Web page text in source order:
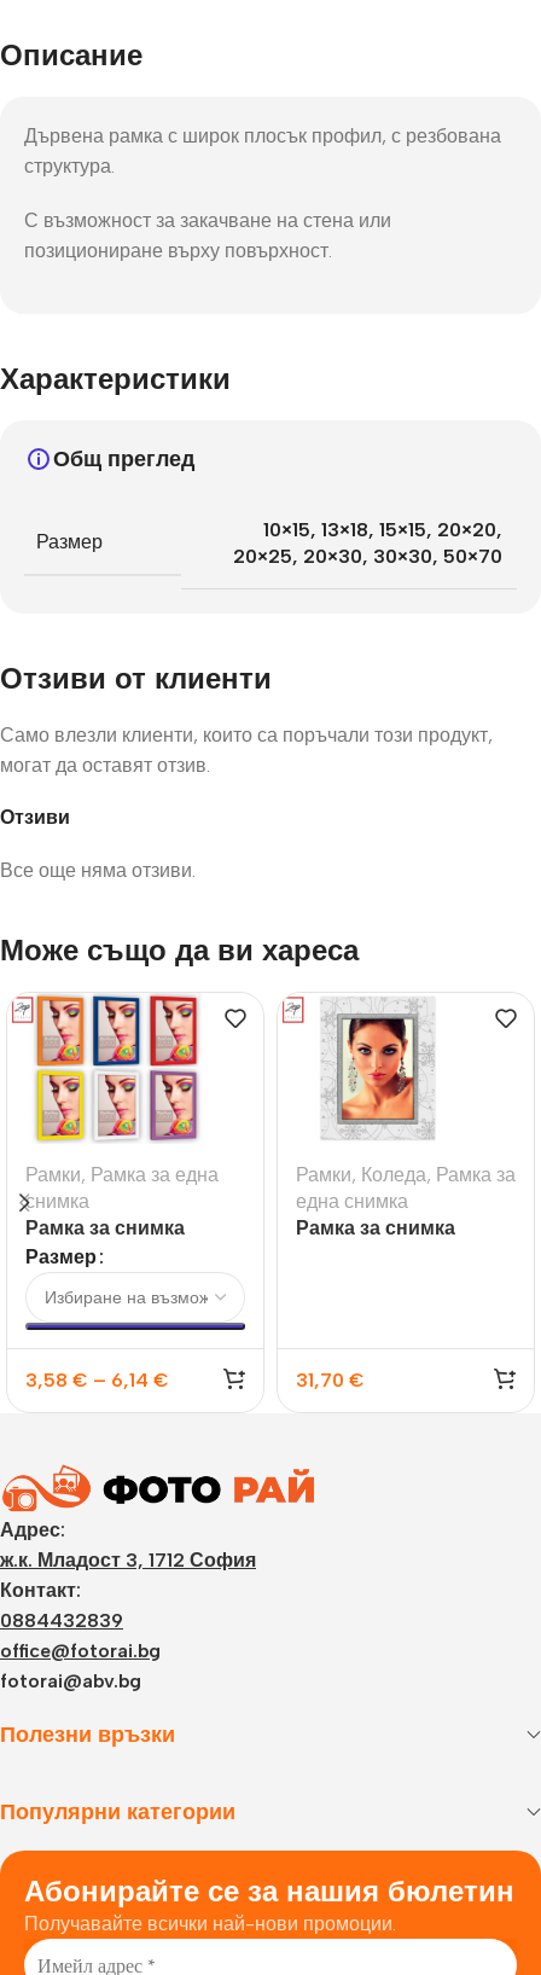
Описание
Дървена рамка с широк плосък профил, с резбована
структура.
С възможност за закачване на стена или
позициониране върху повърхност.
Характеристики
Общ преглед
Размер
10×15, 13×18, 15×15, 20×20,
20×25, 20×30, 30×30, 50×70
Отзиви от клиенти
Отзиви
Все още няма отзиви.
Само влезли клиенти, които са поръчали този продукт,
могат да оставят отзив.
Може също да ви хареса
Рамки, Рамка за една
снимка
Рамка за снимка
Darwin
Размер
3,58 € – 6,14 €
Рамки, Коледа, Рамка за
една снимка
Рамка за снимка
31,70 €
Адрес:
ж.к. Младост 3, 1712 София
Контакт:
0884432839
office@fotorai.bg
fotorai@abv.bg
Полезни връзки
Популярни категории
Абонирайте се за нашия бюлетин
Получавайте всички най-нови промоции.